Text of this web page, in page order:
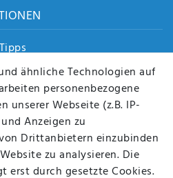
ähnliche Technologien auf
personenbezogene
unserer Webseite (z.B. IP-
Anzeigen zu
Drittanbietern einzubinden
zu analysieren. Die
erst durch gesetzte Cookies.